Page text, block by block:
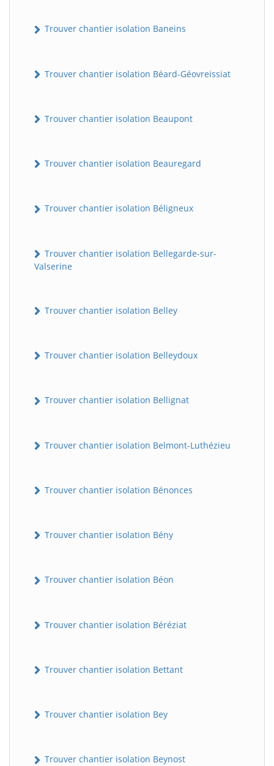
Trouver chantier isolation Baneins
Trouver chantier isolation Béard-Géovreissiat
Trouver chantier isolation Beaupont
Trouver chantier isolation Beauregard
Trouver chantier isolation Béligneux
Trouver chantier isolation Bellegarde-sur-
Valserine
Trouver chantier isolation Belley
Trouver chantier isolation Belleydoux
Trouver chantier isolation Bellignat
Trouver chantier isolation Belmont-Luthézieu
Trouver chantier isolation Bénonces
Trouver chantier isolation Bény
Trouver chantier isolation Béon
Trouver chantier isolation Béréziat
Trouver chantier isolation Bettant
Trouver chantier isolation Bey
Trouver chantier isolation Beynost